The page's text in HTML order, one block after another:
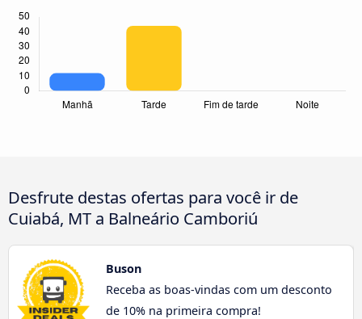
Desfrute destas ofertas para você ir de
Cuiabá, MT a Balneário Camboriú
Buson
Receba as boas-vindas com um desconto
de 10% na primeira compra!